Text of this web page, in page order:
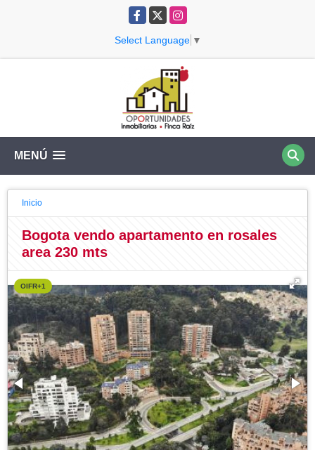
Facebook
X Instagram
Select Language ▼
MENÚ
Inicio
Bogota vendo apartamento en rosales
area 230 mts
OIFR+1